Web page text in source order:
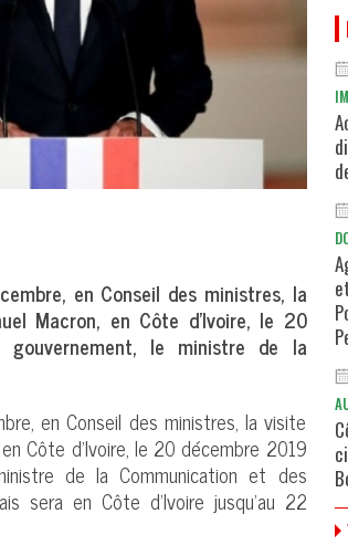
en Conseil des ministres, la
Macron, en Côte d’Ivoire, le 20
le ministre de la
en Conseil des ministres, la visite
Côte d’Ivoire, le 20 décembre 2019
de la Communication et des
sera en Côte d’Ivoire jusqu’au 22